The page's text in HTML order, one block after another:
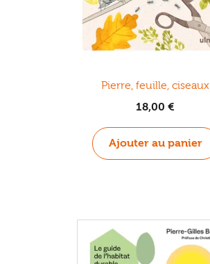
Pierre, feuille, ciseaux
18,00 €
Ajouter au panier